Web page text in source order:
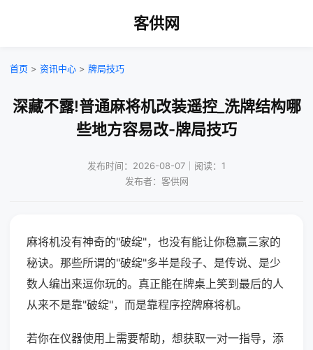
客供网
首页 > 资讯中心 > 牌局技巧
深藏不露!普通麻将机改装遥控_洗牌结构哪
些地方容易改-牌局技巧
发布时间：2026-08-07｜阅读：1
发布者：客供网
麻将机没有神奇的"破绽"，也没有能让你稳赢三家的
秘诀。那些所谓的"破绽"多半是段子、是传说、是少
数人编出来逗你玩的。真正能在牌桌上笑到最后的人
从来不是靠"破绽"，而是靠程序控牌麻将机。
若你在仪器使用上需要帮助，想获取一对一指导，添